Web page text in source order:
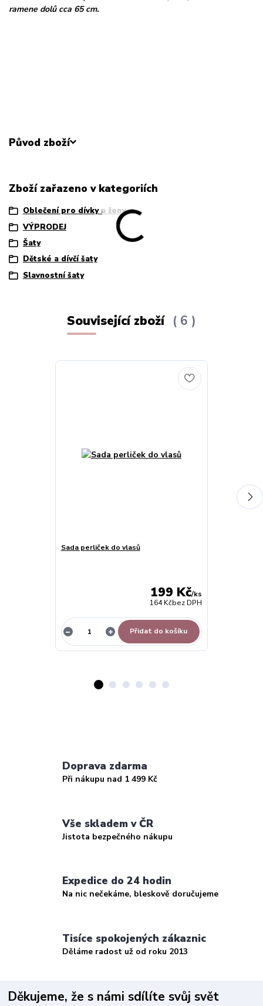
ramene dolů cca 65 cm.
Původ zboží
Zboží zařazeno v kategoriích
Oblečení pro dívky a ženy
VÝPRODEJ
Šaty
Dětské a dívčí šaty
Slavnostní šaty
Související zboží 6
Sada perliček do vlasů
199 Kč/ks
164 Kčbez DPH
Přidat do košíku
Doprava zdarma
Při nákupu nad 1 499 Kč
Vše skladem v ČR
Jistota bezpečného nákupu
Expedice do 24 hodin
Na nic nečekáme, bleskově doručujeme
Tisíce spokojených zákaznic
Děláme radost už od roku 2013
Děkujeme, že s námi sdílíte svůj svět